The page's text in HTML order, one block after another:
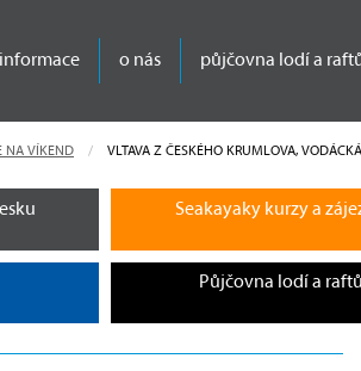
o nás půjčovna lodí a
NA VÍKEND CURRENT:
VLTAVA Z ČESKÉHO KRUMLOVA,
Seakayaky kurzy a
Půjčovna lodí a raftů